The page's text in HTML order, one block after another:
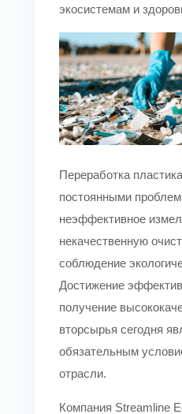
экосистемам и
Переработка
постоянными
неэффективное
некачественную
соблюдение
Достижение
получение
вторсырья сегодня
обязательным
отрасли.
Компания Streamline